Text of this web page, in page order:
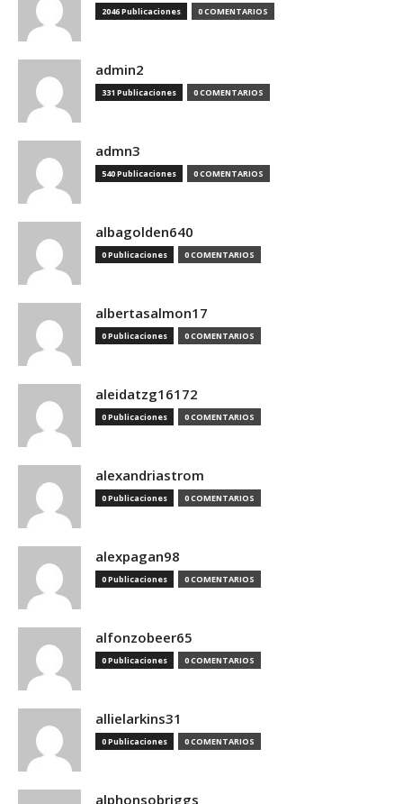
2046 Publicaciones 0 COMENTARIOS
admin2
331 Publicaciones 0 COMENTARIOS
admn3
540 Publicaciones 0 COMENTARIOS
albagolden640
0 Publicaciones 0 COMENTARIOS
albertasalmon17
0 Publicaciones 0 COMENTARIOS
aleidatzg16172
0 Publicaciones 0 COMENTARIOS
alexandriastrom
0 Publicaciones 0 COMENTARIOS
alexpagan98
0 Publicaciones 0 COMENTARIOS
alfonzobeer65
0 Publicaciones 0 COMENTARIOS
allielarkins31
0 Publicaciones 0 COMENTARIOS
alphonsobriggs